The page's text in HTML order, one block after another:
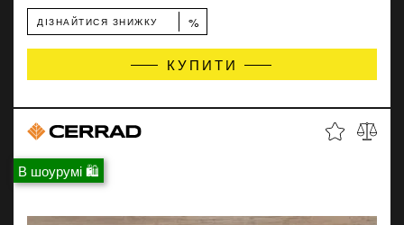
ДІЗНАЙТИСЯ ЗНИЖКУ %
КУПИТИ
В шоурумі 🛍